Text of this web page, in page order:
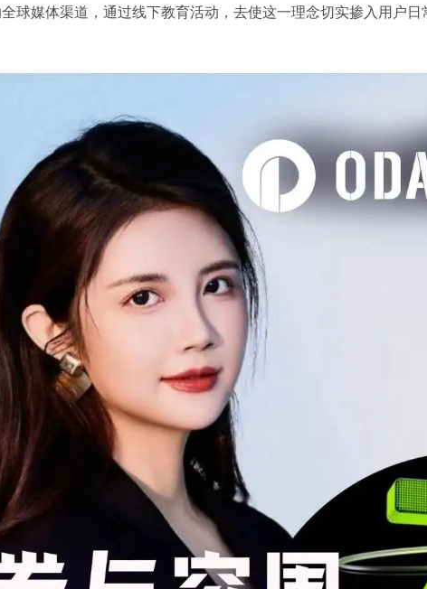
球媒体渠道，通过线下教育活动，去使这一理念切实掺入用户